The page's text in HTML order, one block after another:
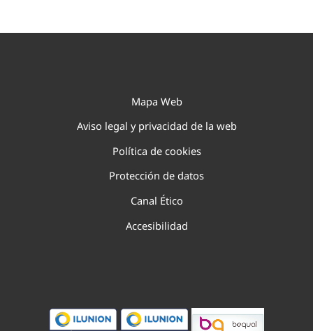
Mapa Web
Aviso legal y privacidad de la web
Política de cookies
Protección de datos
Canal Ético
Accesibilidad